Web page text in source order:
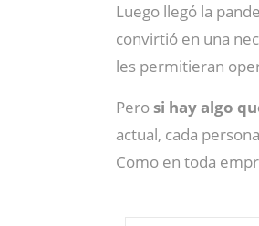
Luego llegó la
convirtió en una
les permitieran
Perosi hay algo
actual, cada
Como en toda